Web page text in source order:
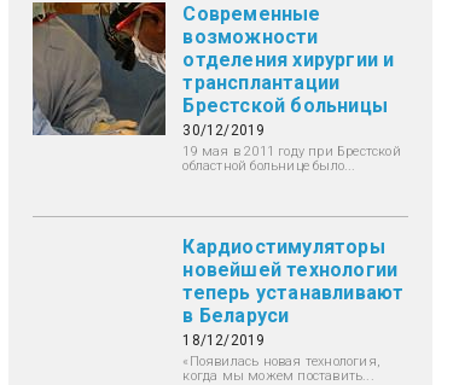
Современные
возможности
отделения хирургии и
трансплантации
Брестской больницы
30/12/2019
19 мая в 2011 году при Брестской
областной больнице было...
Кардиостимуляторы
новейшей технологии
теперь устанавливают
в Беларуси
18/12/2019
«Появилась новая технология,
когда мы можем поставить...